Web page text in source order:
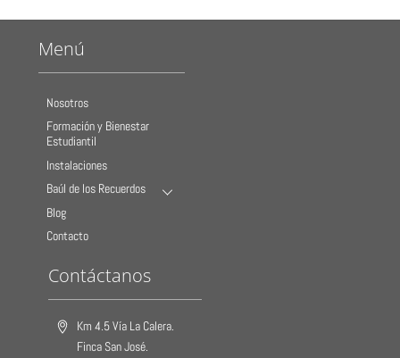
Menú
Nosotros
Formación y Bienestar
Estudiantil
Instalaciones
Baúl de los Recuerdos
Blog
Contacto
Contáctanos
Km 4.5 Vía La Calera.
Finca San José.